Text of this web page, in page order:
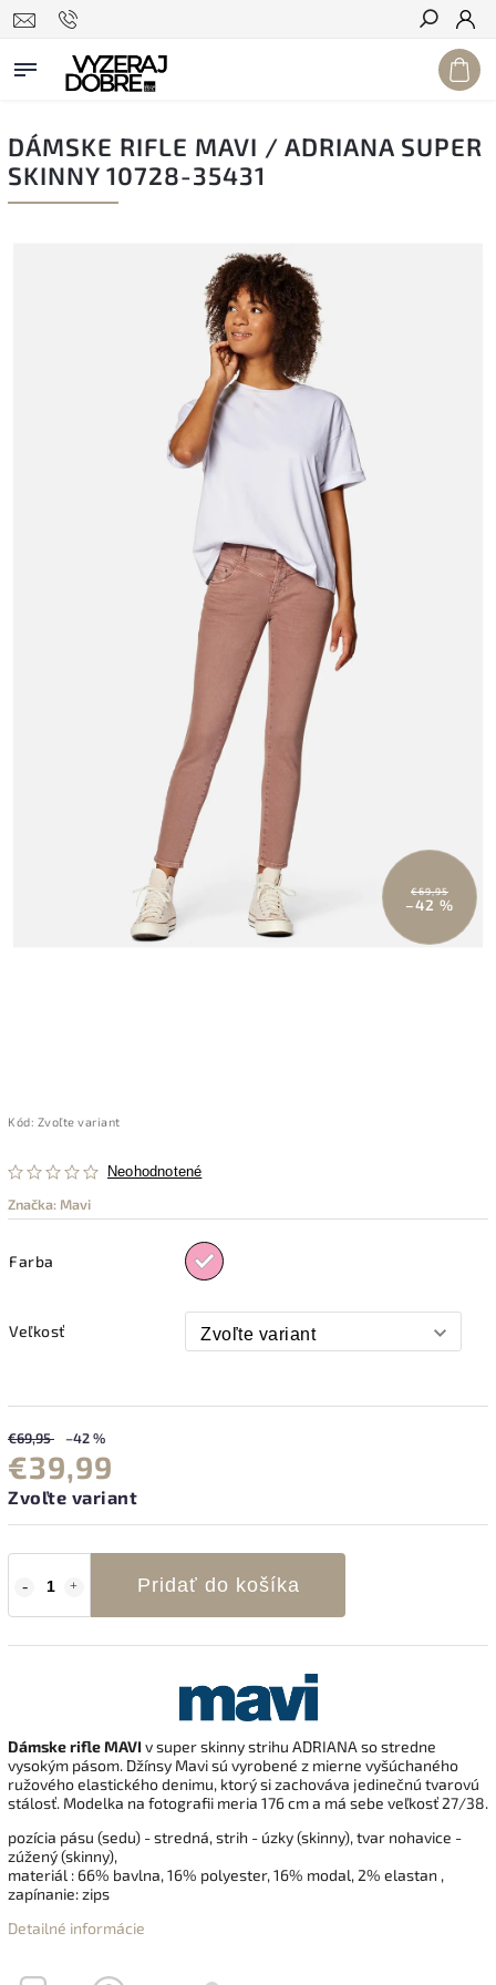
Hľadať
DÁMSKE RIFLE MAVI / ADRIANA SUPER
SKINNY 10728-35431
€69,95
–42 %
Kód: Zvoľte variant
Neohodnotené
Značka: Mavi
Farba
Veľkosť
€69,95 –42 %
€39,99
Zvoľte variant
Pridať do košíka
Dámske rifle MAVIv super skinny strihu ADRIANA so stredne
vysokým pásom. Džínsy Mavi sú vyrobené z mierne vyšúchaného
ružového elastického denimu, ktorý si zachováva jedinečnú tvarovú
stálosť. Modelka na fotografii meria 176 cm a má sebe veľkosť 27/38.
pozícia pásu (sedu) - stredná, strih - úzky (skinny), tvar nohavice -
zúžený (skinny),
materiál : 66% bavlna, 16% polyester, 16% modal, 2% elastan ,
zapínanie: zips
Detailné informácie